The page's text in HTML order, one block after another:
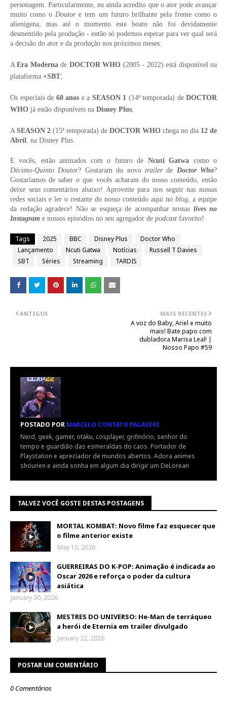
personagem. Particularmente, eu ainda acredito que o ator pode avançar
muito como o Doutore tem um futuro brilhante pela frente como o
alienígena, mas até o momento este boato não foi devidamente
desmentido pela produção - então só podemos esperar para ver qual será
a decisão do ator e da produção nos próximos meses.
AEra Modernade DOCTOR WHO (2005 - 2022) está disponível na
plataforma +SBT;
Os especiais de 60 anos e a SEASON 1 (14ª temporada) de DOCTOR
WHO já estão disponíveis na Disney Plus;
A SEASON 2 (15ª temporada) de DOCTOR WHO chega no dia 12 de
Abril, na Disney Plus.
E vocês, estão animados com o futuro de Ncuti Gatwa como o
Décimo-Quinto Doutor? Gostaram do novo trailerde Doctor Who?
Gostaríamos de saber o que vocês acharam do nosso conteúdo, então
deixe seus comentários abaixo! Aproveite para nos seguir nas nossas
redes sociais e ler o restante do nosso conteúdo aqui no blog, a equipe
da redação agradece! Não se esqueça de acompanhar nossas lives no
Instagram e nossos episódios no seu agregador de podcast favorito!
Tags 2025 BBC Disney Plus
Doctor Who
Lançamento
Ncuti Gatwa Notícias
Russell T Davies
SBT
Séries Streaming TARDIS
MAIS RECENTES
A voz do Baby, Ariel e muito
mais! Bate papo com
dubladora Marisa Leal! |
Nosso Papo #59
ANTIGOS
POSTADO POR MARCELO CONTATO PALAVERI
Nerd, geek, gamer, otaku, cosplayer, grifinório, senhor do
tempo e guardião das esmeraldas do caos. Portador de
Playstation e apreciador de mundos abertos. Adora animes
shounen e ainda sonha em algum dia dirigir um DeLorean
TALVEZ VOCÊ GOSTE DESTAS POSTAGENS
MORTAL KOMBAT: Novo filme faz esquecer que
o filme anterior existe
May 10, 2026
GUERREIRAS DO K-POP: Animação é indicada ao
Oscar 2026 e reforça o poder da cultura
asiática
January 30, 2026
MESTRES DO UNIVERSO: He-Man de terráqueo
a herói de Eternia em trailer divulgado
January 22, 2026
POSTAR UM COMENTÁRIO
0 Comentários